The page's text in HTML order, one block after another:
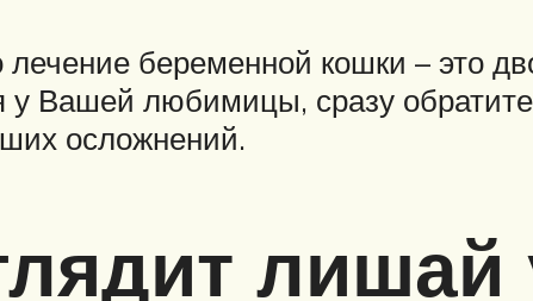
лечение беременной кошки – это
Вашей любимицы, сразу
осложнений.
лишай